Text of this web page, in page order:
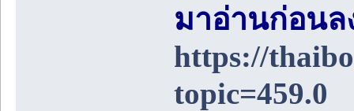
มาอ่านก่อน
https://
topic=459.0